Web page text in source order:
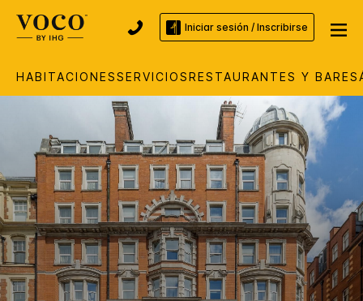
Iniciar sesión / Inscribirse
HABITACIONESSERVICIOSRESTAURANTES Y BARES